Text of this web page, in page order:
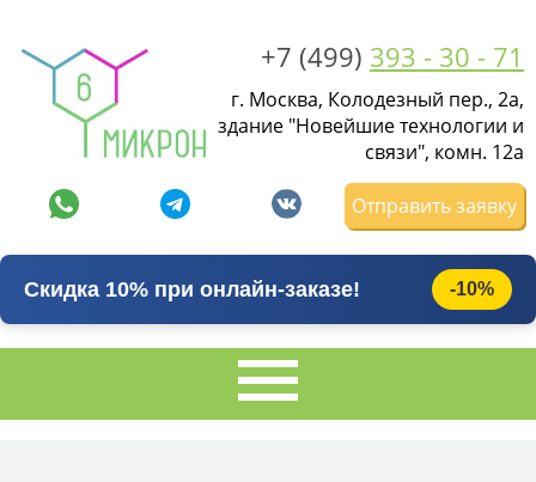
+7 (499) 393 - 30 - 71
г. Москва, Колодезный пер., 2а,
здание "Новейшие технологии и
связи", комн. 12а
Отправить заявку
Скидка 10% при онлайн-заказе! -10%